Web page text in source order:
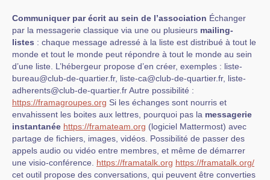
Communiquer par écrit au sein de l’association Échanger
par la messagerie classique via une ou plusieurs mailing-
listes : chaque message adressé à la liste est distribué à tout le
monde et tout le monde peut répondre à tout le monde au sein
d’une liste. L’hébergeur propose d’en créer, exemples : liste-
bureau@club-de-quartier.fr, liste-ca@club-de-quartier.fr, liste-
adherents@club-de-quartier.fr Autre possibilité :
https://framagroupes.org Si les échanges sont nourris et
envahissent les boites aux lettres, pourquoi pas la messagerie
instantanée https://framateam.org (logiciel Mattermost) avec
partage de fichiers, images, vidéos. Possibilité de passer des
appels audio ou vidéo entre membres, et même de démarrer
une visio-conférence. https://framatalk.org https://framatalk.org/
cet outil propose des conversations, qui peuvent être converties